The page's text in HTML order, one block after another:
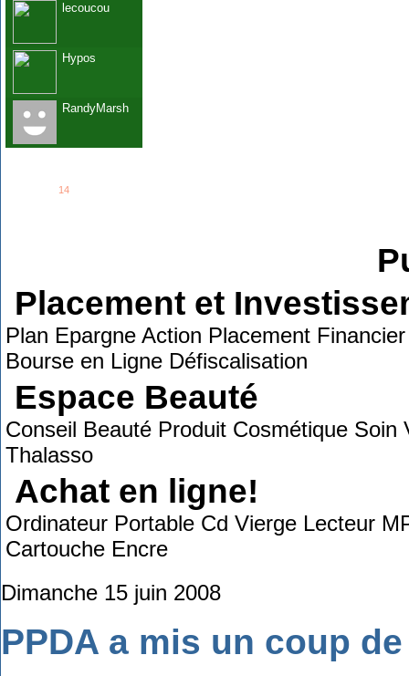
lecoucou
Hypos
RandyMarsh
14members...
Placement et
Plan Epargne Action Placement
Bourse en Ligne Défiscalisation
Espace Beauté
Conseil Beauté Produit Cosmétique
Thalasso
Achat en ligne!
Ordinateur Portable Cd Vierge Lecteur
Cartouche Encre
Dimanche 15 juin 2008
PPDA a mis un coup